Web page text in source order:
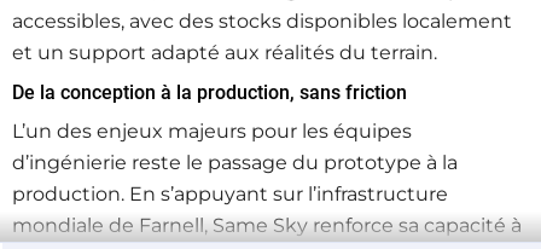
accessibles, avec des stocks disponibles localement
et un support adapté aux réalités du terrain.
De la conception à la production, sans friction
L’un des enjeux majeurs pour les équipes
d’ingénierie reste le passage du prototype à la
production. En s’appuyant sur l’infrastructure
mondiale de Farnell, Same Sky renforce sa capacité à